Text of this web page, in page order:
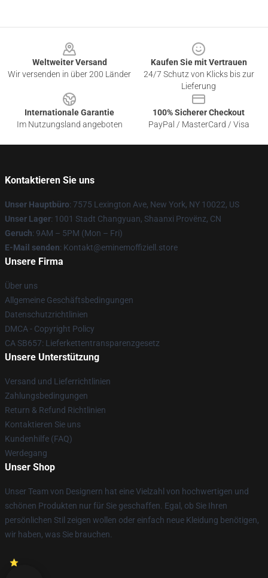
Weltweiter Versand
Wir versenden in über 200 Länder
Kaufen Sie mit Vertrauen
24/7 Schutz von Klicks bis zur
Lieferung
Internationale Garantie
Im Nutzungsland angeboten
100% Sicherer Checkout
PayPal / MasterCard / Visa
Kontaktieren Sie uns
Unser Hauptbüro: 7575 Lexington Ave, New York, NY 10022, US
Unser Lager: 1001 Stadt Changyuan, Shaanxi Provënz, CN
Geruch: 9AM – 5PM (Mon – Fri)
E-Mail senden: Kontakt@eminemoffiziell.store
Unsere Firma
Über uns
Allgemeine Geschäftsbedingungen
Datenschutzrichtlinien
DMCA - Copyright Policy
CA SB657: Lieferkettentransparenzgesetz
Unsere Unterstützung
Versand und Lieferrichtlinien
Zahlungsbedingungen
Return & Refund Richtlinien
Kontaktieren Sie uns
Kundenhilfe (FAQ)
Werdegang
Unser Shop
Unser Team von Designern hat eine Vielzahl von hochwertigen und
schönen Produkten nur für Sie geschaffen. Egal, ob Sie Ihren
persönlichen Stil zeigen wollen oder einfach neue Kleidung benötigen,
wir haben, was Sie brauchen.